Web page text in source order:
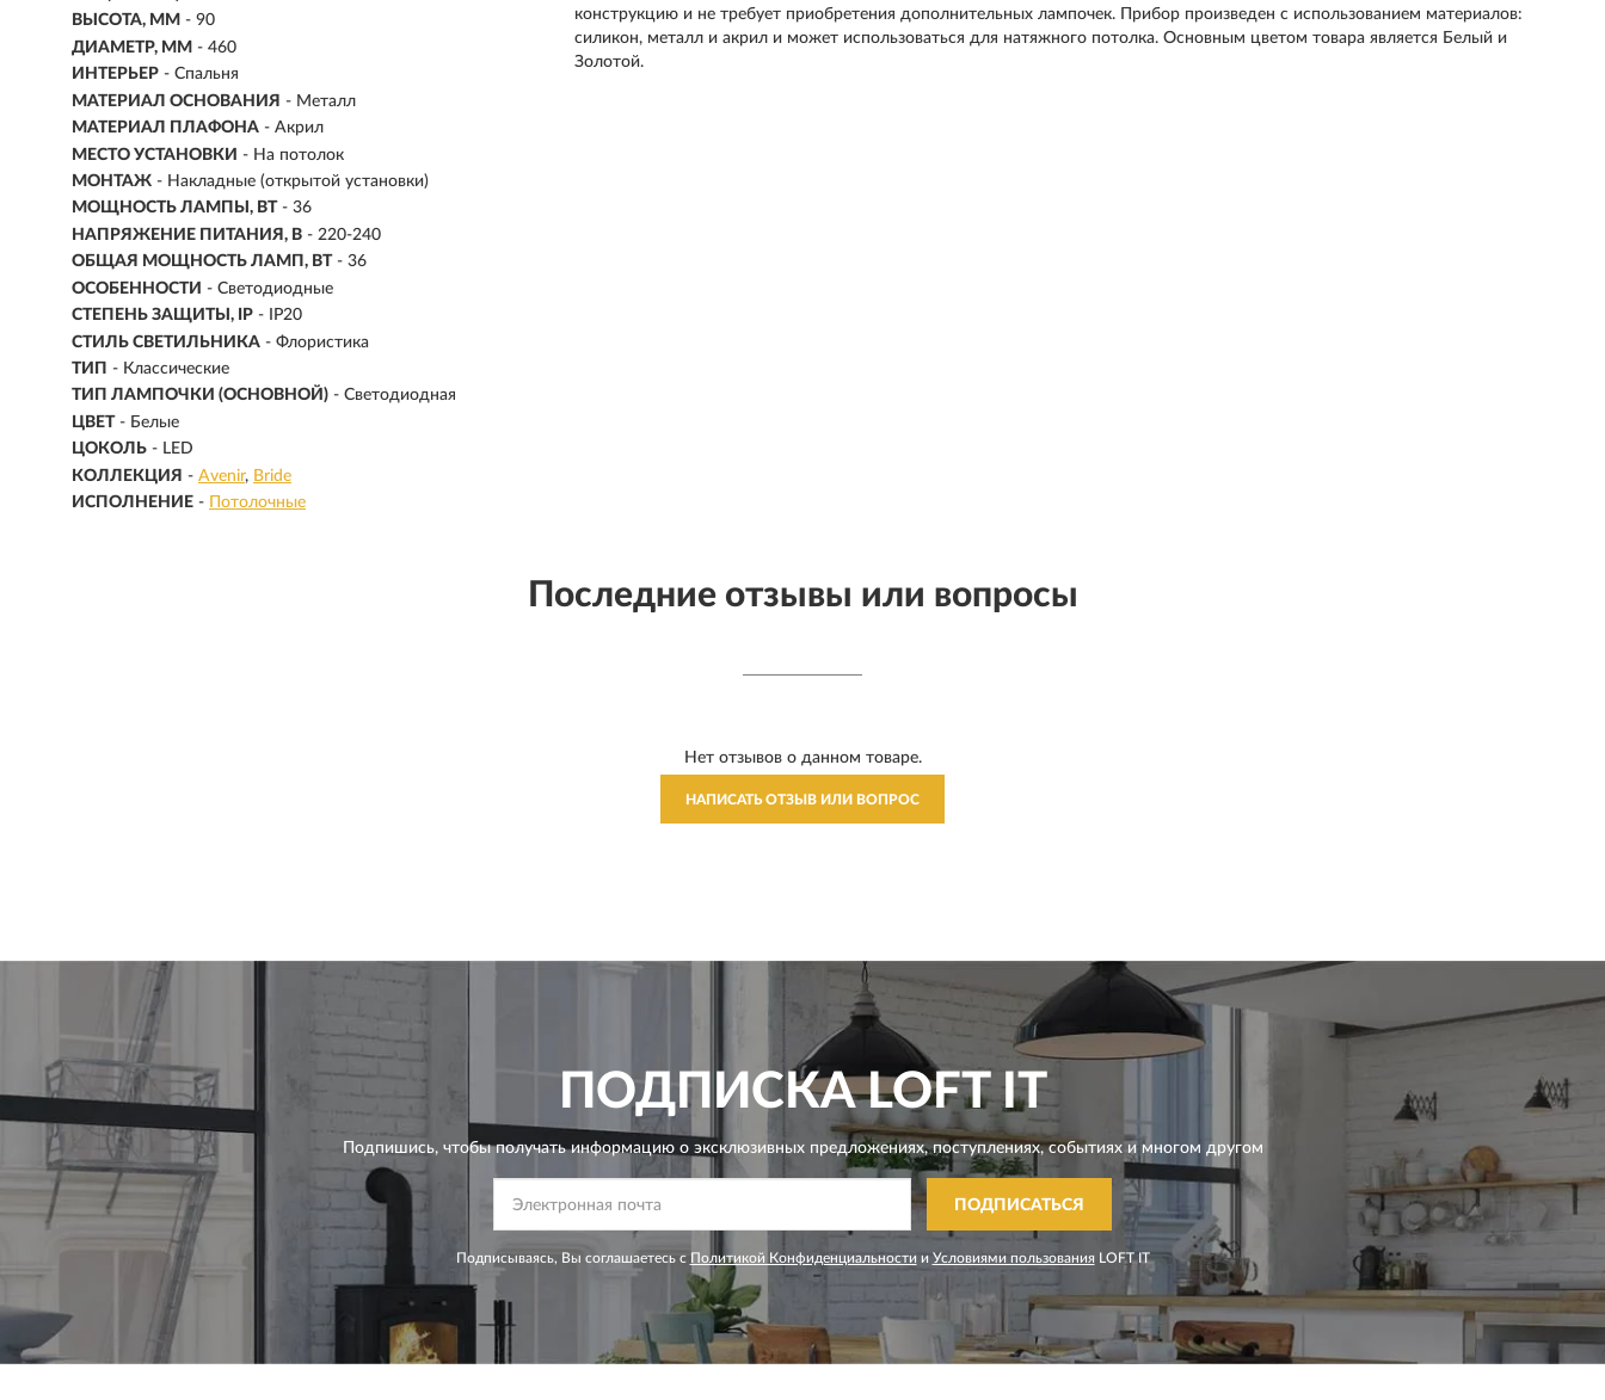
ВЫСОТА, ММ - 90
ДИАМЕТР, ММ - 460
ИНТЕРЬЕР - Спальня
МАТЕРИАЛ ОСНОВАНИЯ - Металл
МАТЕРИАЛ ПЛАФОНА - Акрил
МЕСТО УСТАНОВКИ - На потолок
МОНТАЖ - Накладные (открытой установки)
МОЩНОСТЬ ЛАМПЫ, ВТ - 36
НАПРЯЖЕНИЕ ПИТАНИЯ, В - 220-240
ОБЩАЯ МОЩНОСТЬ ЛАМП, ВТ - 36
ОСОБЕННОСТИ - Светодиодные
СТЕПЕНЬ ЗАЩИТЫ, IP - IP20
СТИЛЬ СВЕТИЛЬНИКА - Флористика
ТИП - Классические
ТИП ЛАМПОЧКИ (ОСНОВНОЙ) - Светодиодная
ЦВЕТ - Белые
ЦОКОЛЬ - LED
КОЛЛЕКЦИЯ - Avenir
Bride
ИСПОЛНЕНИЕ - Потолочные
конструкцию и не требует приобретения дополнительных лампочек. Прибор произведен с использованием материалов:
силикон, металл и акрил и может использоваться для натяжного потолка. Основным цветом товара является Белый и
Золотой.
Последние отзывы или вопросы
Нет отзывов о данном товаре.
НАПИСАТЬ ОТЗЫВ ИЛИ ВОПРОС
ПОДПИСКАLOFT IT
Подпишись, чтобы получать информацию о эксклюзивных предложениях,поступлениях, событиях и многом другом
ПОДПИСАТЬСЯ
Подписываясь, Вы соглашаетесь с Политикой Конфиденциальности и Условиями пользования LOFT IT